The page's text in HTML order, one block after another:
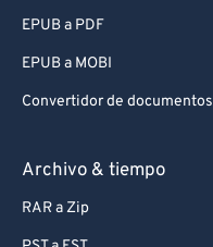
EPUB a PDF
EPUB a MOBI
Convertidor de documentos
Archivo & tiempo
RAR a Zip